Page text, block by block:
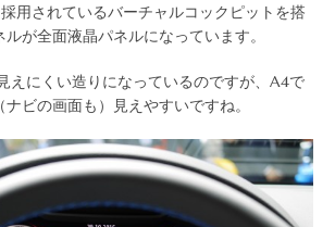
用されているバーチャルコックピットを搭
が全面液晶パネルになっています。
えにくい造りになっているのですが、A4で
ビの画面も）見えやすいですね。